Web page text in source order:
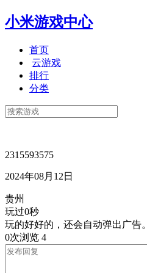
小米游戏中心
首页
云游戏
排行
分类
2315593575
2024年08月12日
贵州
玩过0秒
玩的好好的，还会自动弹出广告。
0次浏览 4